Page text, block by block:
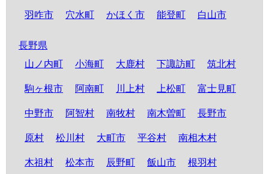
羽咋市 穴水町 かほく市 能登町 白山市
長野県
山ノ内町
小海町 大鹿村 下諏訪町 筑北村
駒ヶ根市 阿南町 川上村 上松町 富士見町
中野市 阿智村 南牧村 南木曽町 長野市
原村 松川村 大町市 平谷村 南相木村
木祖村 松本市 辰野町 飯山市 根羽村